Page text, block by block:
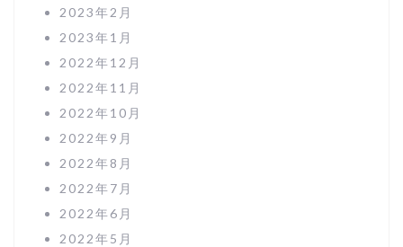
2023年2月
2023年1月
2022年12月
2022年11月
2022年10月
2022年9月
2022年8月
2022年7月
2022年6月
2022年5月